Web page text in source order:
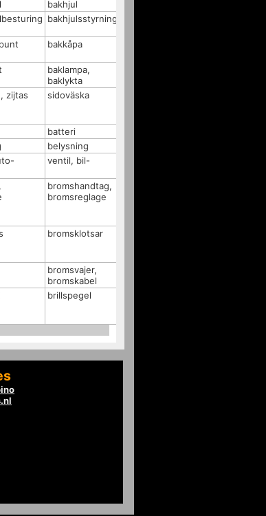
bakhjul
bakhjulsstyrning
bakkåpa
baklampa,
baklykta
zijtas sidoväska
batteri
belysning
ventil, bil-
bromshandtag,
bromsreglage
bromsklotsar
bromsvajer,
bromskabel
brillspegel